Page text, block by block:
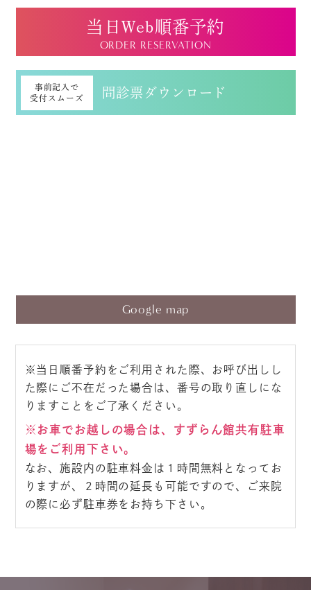
当日Web順番予約
ORDER RESERVATION
事前記入で
受付スムーズ
問診票ダウンロード
Google map
※当日順番予約をご利用された際、お呼び出しし
た際にご不在だった場合は、番号の取り直しにな
りますことをご了承ください。
※お車でお越しの場合は、すずらん館共有駐車
場をご利用下さい。
なお、施設内の駐車料金は１時間無料となってお
りますが、２時間の延長も可能ですので、ご来院
の際に必ず駐車券をお持ち下さい。